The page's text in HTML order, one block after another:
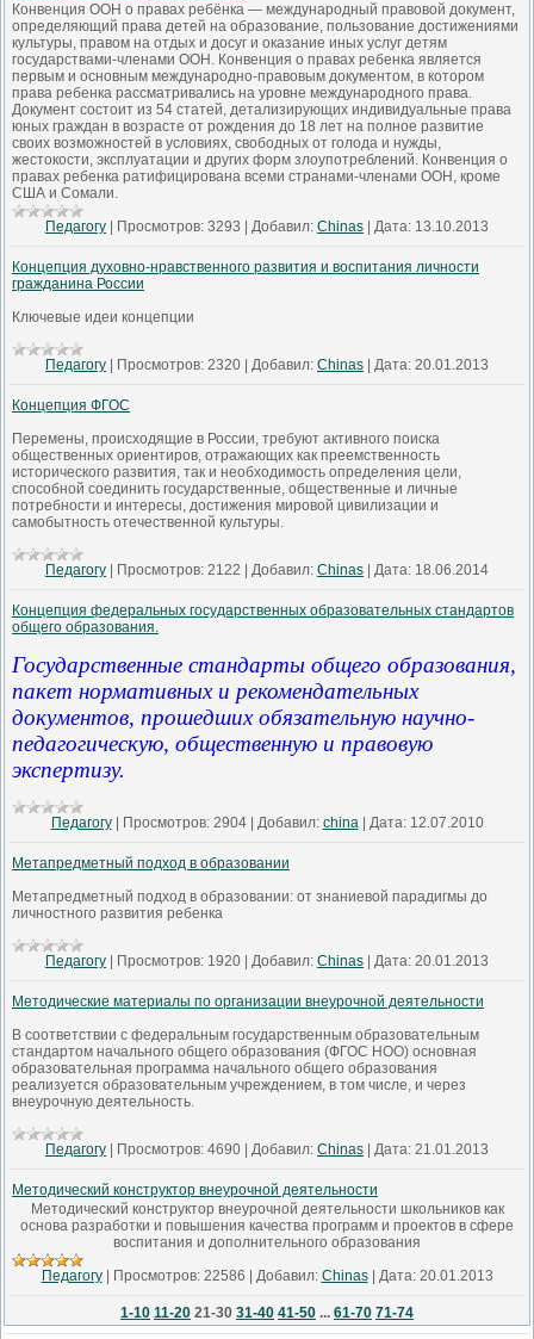
Конвенция ООН о правах ребёнка — международный правовой документ,
определяющий права детей на образование, пользование достижениями
культуры, правом на отдых и досуг и оказание иных услуг детям
государствами-членами ООН. Конвенция о правах ребенка является
первым и основным международно-правовым документом, в котором
права ребенка рассматривались на уровне международного права.
Документ состоит из 54 статей, детализирующих индивидуальные права
юных граждан в возрасте от рождения до 18 лет на полное развитие
своих возможностей в условиях, свободных от голода и нужды,
жестокости, эксплуатации и других форм злоупотреблений. Конвенция о
правах ребенка ратифицирована всеми странами-членами ООН, кроме
США и Сомали.
Педагогу
Просмотров: 3293 Добавил: Chinas Дата: 13.10.2013
Концепция духовно-нравственного развития и воспитания личности
гражданина России
Ключевые идеи концепции
Педагогу Просмотров: 2320 Добавил: Chinas Дата: 20.01.2013
Концепция ФГОС
Перемены, происходящие в России, требуют активного поиска
общественных ориентиров, отражающих как преемственность
исторического развития, так и необходимость определения цели,
способной соединить государственные, общественные и личные
потребности и интересы, достижения мировой цивилизации и
самобытность отечественной культуры.
Педагогу Просмотров: 2122 Добавил: Chinas Дата: 18.06.2014
Концепция федеральных государственных образовательных стандартов
общего образования.
Государственные стандарты общего образования,
пакет нормативных и рекомендательных
документов, прошедших обязательную научно-
педагогическую, общественную и правовую
экспертизу.
Педагогу| Просмотров: 2904| Добавил: china| Дата: 12.07.2010
Метапредметный подход в образовании
Метапредметный подход в образовании: от знаниевой парадигмы до
личностного развития ребенка
Педагогу Просмотров: 1920 Добавил: Chinas Дата: 20.01.2013
Методические материалы по организации внеурочной деятельности
В соответствии с федеральным государственным образовательным
стандартом начального общего образования (ФГОС НОО) основная
образовательная программа начального общего образования
реализуется образовательным учреждением, в том числе, и через
внеурочную деятельность.
Педагогу Просмотров: 4690 Добавил: Chinas Дата: 21.01.2013
Методический конструктор внеурочной деятельности
Методический конструктор внеурочной деятельности школьников как
основа разработки и повышения качества программ и проектов в сфере
воспитания и дополнительного образования
Педагогу| Просмотров: 22586 Добавил: Chinas| Дата: 20.01.2013
1-10 11-20 21-30 31-40 41-50 ... 61-70 71-74